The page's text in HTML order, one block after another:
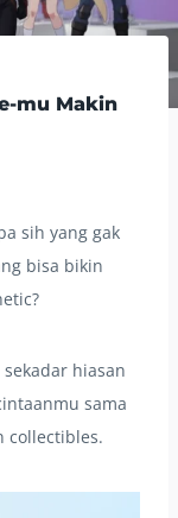
mu Makin
sih yang gak
bisa bikin
hiasan
sama
collectibles.